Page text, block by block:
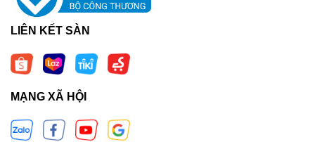
LIÊN KẾT SÀN
MẠNG XÃ HỘI